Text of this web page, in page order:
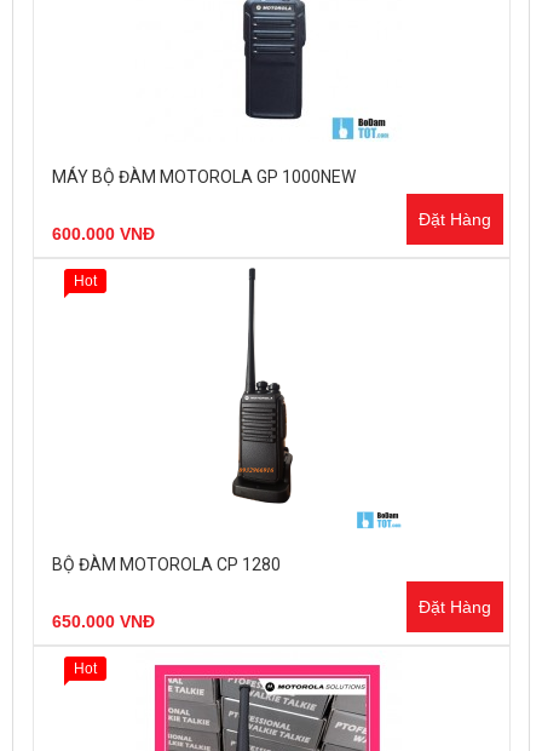
MÁY BỘ ĐÀM MOTOROLA GP 1000NEW
600.000 VNĐ
Đặt Hàng
BỘ ĐÀM MOTOROLA CP 1280
650.000 VNĐ
Đặt Hàng
Hot
Hot